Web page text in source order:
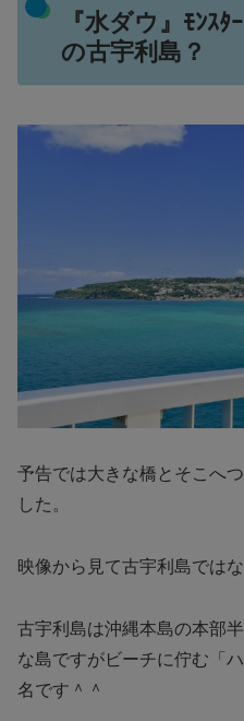
『水ダウ』ﾓﾝｽ
の古宇利島？
予告では大きな橋とそこへ
した。
映像から見て古宇利島では
古宇利島は沖縄本島の本部
な島ですがビーチに佇む「
名です＾＾